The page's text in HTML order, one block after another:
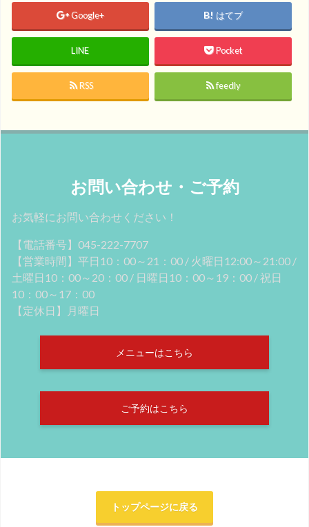
Google+ はてブ
LINE Pocket
RSS feedly
お問い合わせ・ご予約
お気軽にお問い合わせください！
【電話番号】045-222-7707
【営業時間】平日10：00～21：00 / 火曜日12:00～21:00 /
土曜日10：00～20：00 / 日曜日10：00～19：00 / 祝日
10：00～17：00
【定休日】月曜日
メニューはこちら
ご予約はこちら
トップページに戻る